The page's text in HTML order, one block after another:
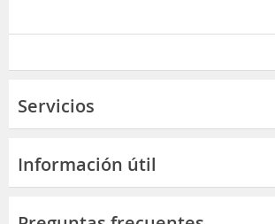
Servicios
Información útil